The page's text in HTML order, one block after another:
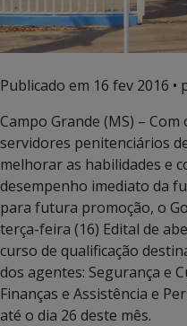
Publicado em 16 fev 2016 •
Campo Grande (MS) –
servidores penitenciários
melhorar as habilidades e
desempenho imediato da
para futura promoção, o
terça-feira (16) Edital de
curso de qualificação
dos agentes: Segurança e
Finanças e Assistência e
até o dia 26 deste mês.